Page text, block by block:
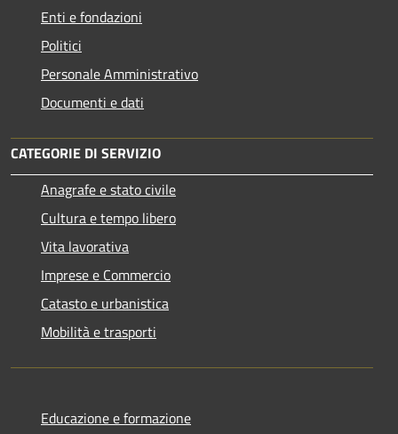
Enti e fondazioni
Politici
Personale Amministrativo
Documenti e dati
CATEGORIE DI SERVIZIO
Anagrafe e stato civile
Cultura e tempo libero
Vita lavorativa
Imprese e Commercio
Catasto e urbanistica
Mobilità e trasporti
Educazione e formazione